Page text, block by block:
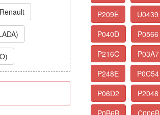
Renault
P209E
U0439
P040D
P0566
P216C
P03A7
P248E
P0C54
P06D2
P2048
P0B6B
C006B